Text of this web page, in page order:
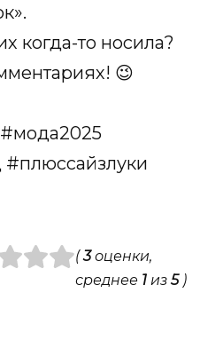
когда-то носила?
😉
(3оценки,
среднее 1из 5)